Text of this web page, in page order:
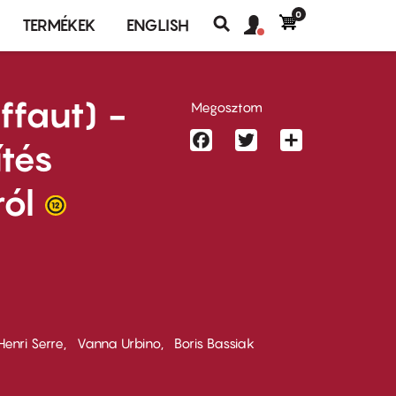
TERMÉKEK ENGLISH
Keresés
fiók
Felhasználói
0
-
Serre Vanna Urbino Boris Bassiak
Megosztom
FacebookTwitter